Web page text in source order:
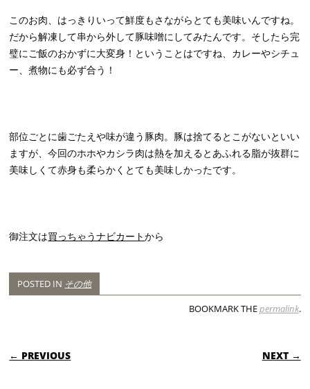
このお肉、はっきりいって鮮度もさながらとても美味いんですね。
だから解凍して串から外して豚味噌にしてみたんです。そしたら完
璧にご飯のおかずに大変身！ということはですね、カレーやシチュ
ー、煮物にも必ず合う！
部位ごとに歯ごたえや味が違う豚肉。豚は捨てるとこがないといい
ますが、今回のホホやカシラ肉は熱を加えるとあふれる脂が抜群に
美味しくて赤身も柔らかくとても美味しかったです。
御注文は買っちゃうナビカートから
POSTED IN その他
BOOKMARK THEpermalink.
POST NAVIGATION
← PREVIOUS NEXT →